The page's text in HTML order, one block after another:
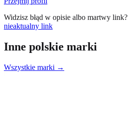
Widzisz błąd w opisie albo martwy link?
nieaktualny link
Inne polskie marki
Wszystkie marki →